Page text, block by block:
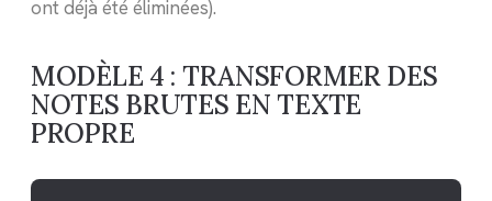
ont déjà été éliminées).
MODÈLE 4 : TRANSFORMER DES
NOTES BRUTES EN TEXTE
PROPRE